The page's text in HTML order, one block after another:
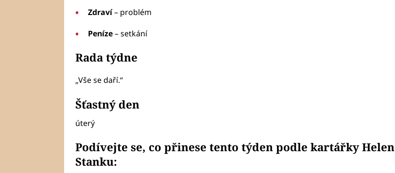
Zdraví– problém
Peníze– setkání
Rada týdne
„Vše se daří.“
Šťastný den
úterý
Podívejte se, co přinese tento týden podle kartářky Helen
Stanku: